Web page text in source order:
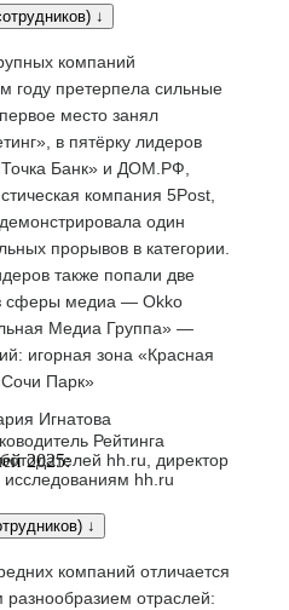
↓
компаний
году претерпела сильные
место занял
в пятёрку лидеров
Банк» и ДОМ.РФ,
компания 5Post,
один
прорывов в категории.
также попали две
сферы медиа — Okko
Медиа Группа» —
игорная зона «Красная
Парк»
Игнатова
Рейтинга
hh.ru, директор
исследованиям hh.ru
↓
компаний отличается
отраслей: